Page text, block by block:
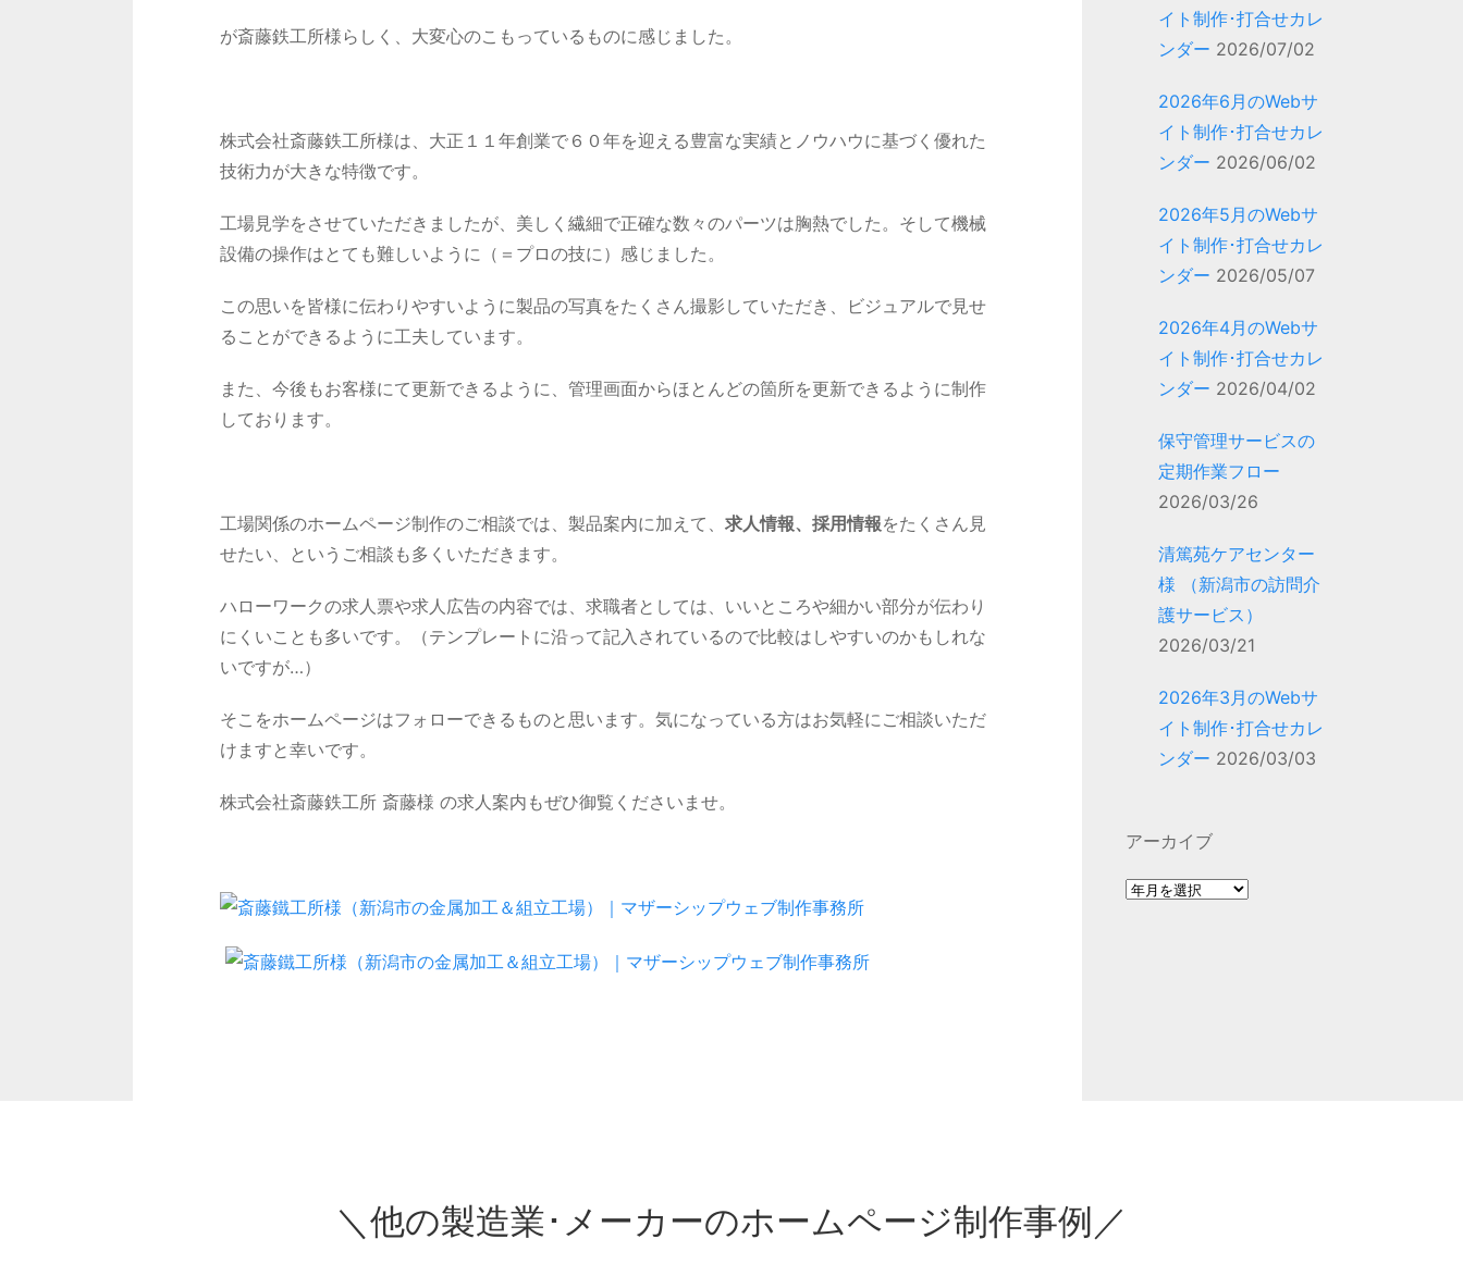
が斎藤鉄工所様らしく、大変心のこもっているものに感じました。
株式会社斎藤鉄工所様は、大正１１年創業で６０年を迎える豊富な実績とノウハウに基づく優れた
技術力が大きな特徴です。
工場見学をさせていただきましたが、美しく繊細で正確な数々のパーツは胸熱でした。そして機械
設備の操作はとても難しいように（＝プロの技に）感じました。
この思いを皆様に伝わりやすいように製品の写真をたくさん撮影していただき、ビジュアルで見せ
ることができるように工夫しています。
また、今後もお客様にて更新できるように、管理画面からほとんどの箇所を更新できるように制作
しております。
工場関係のホームページ制作のご相談では、製品案内に加えて、 求人情報、採用情報をたくさん見
せたい、というご相談も多くいただきます。
ハローワークの求人票や求人広告の内容では、求職者としては、いいところや細かい部分が伝わり
にくいことも多いです。（テンプレートに沿って記入されているので比較はしやすいのかもしれな
いですが…）
そこをホームページはフォローできるものと思います。気になっている方はお気軽にご相談いただ
けますと幸いです。
株式会社斎藤鉄工所 斎藤様 の求人案内もぜひ御覧くださいませ。
イト制作･打合せカレ
ンダー 2026/07/02
2026年6月のWebサ
イト制作･打合せカレ
ンダー 2026/06/02
2026年5月のWebサ
イト制作･打合せカレ
ンダー 2026/05/07
2026年4月のWebサ
イト制作･打合せカレ
ンダー 2026/04/02
保守管理サービスの
定期作業フロー
2026/03/26
清篤苑ケアセンター
様 （新潟市の訪問介
護サービス）
2026/03/21
2026年3月のWebサ
イト制作･打合せカレ
ンダー 2026/03/03
アーカイブ
＼他の製造業･メーカーのホームページ制作事例／